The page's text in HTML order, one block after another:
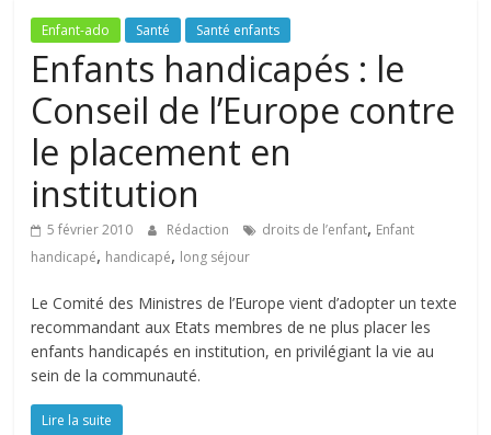
de
toute
famille
Enfant-ado Santé Santé enfants
Enfants handicapés : le
Conseil de l’Europe contre
le placement en
institution
5 février 2010 Rédaction droits de l’enfant, Enfant
handicapé, handicapé, long séjour
Le Comité des Ministres de l’Europe vient d’adopter un texte
recommandant aux Etats membres de ne plus placer les
enfants handicapés en institution, en privilégiant la vie au
sein de la communauté.
Lire la suite